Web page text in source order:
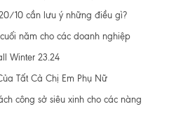
10 cần lưu ý những điều gì?
năm cho các doanh nghiệp
Winter 23.24
Tất Cả Chị Em Phụ Nữ
công sở siêu xinh cho các nàng